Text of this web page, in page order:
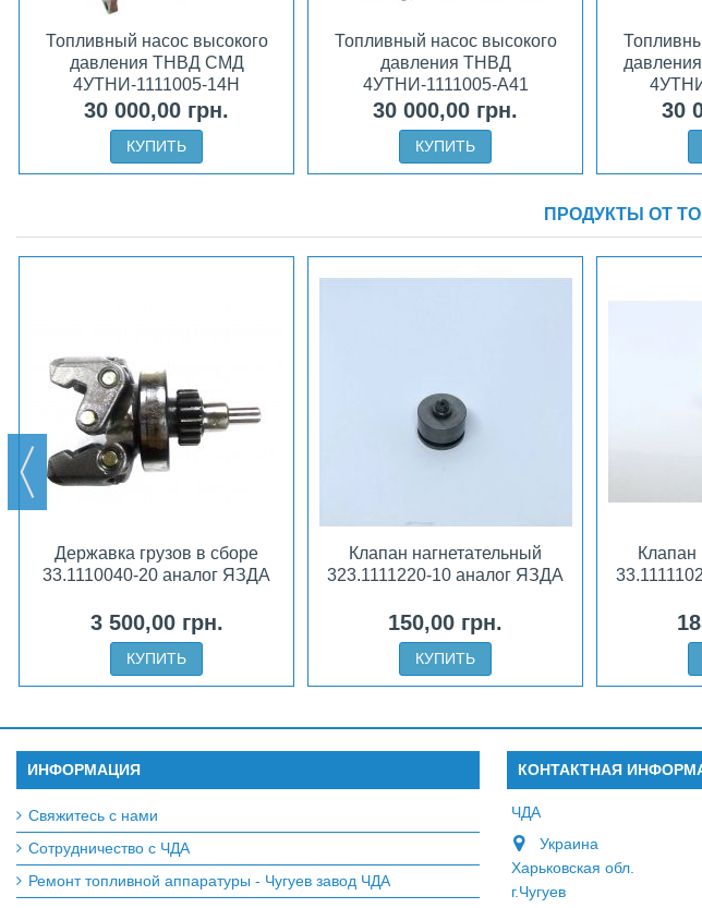
Топливный насос высокого
давления ТНВД СМД
4УТНИ-1111005-14Н
30 000,00 грн.
КУПИТЬ
Топливный насос высокого
давления ТНВД
4УТНИ-1111005-А41
30 000,00 грн.
КУПИТЬ
30
ПРОДУКТЫ ОТ
Державка грузов в сборе
33.1110040-20 аналог ЯЗДА
3 500,00 грн.
КУПИТЬ
Клапан нагнетательный
323.1111220-10 аналог ЯЗДА
150,00 грн.
КУПИТЬ
Клапан
ИНФОРМАЦИЯ
Свяжитесь с нами
Сотрудничество с ЧДА
Ремонт топливной аппаратуры - Чугуев завод ЧДА
КОНТАКТНАЯ
ЧДА
Украина
Харьковская обл.
г.Чугуев